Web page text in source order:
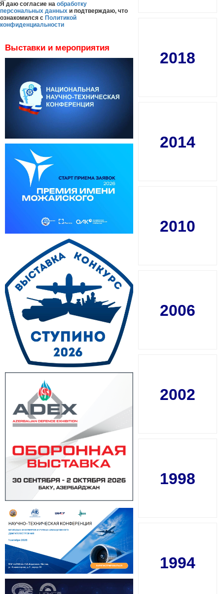
Я даю согласие на обработку
персональных данных и подтверждаю, что
ознакомился с Политикой
конфиденциальности
Выставки и мероприятия
2018
2014
2010
2006
2002
1998
1994